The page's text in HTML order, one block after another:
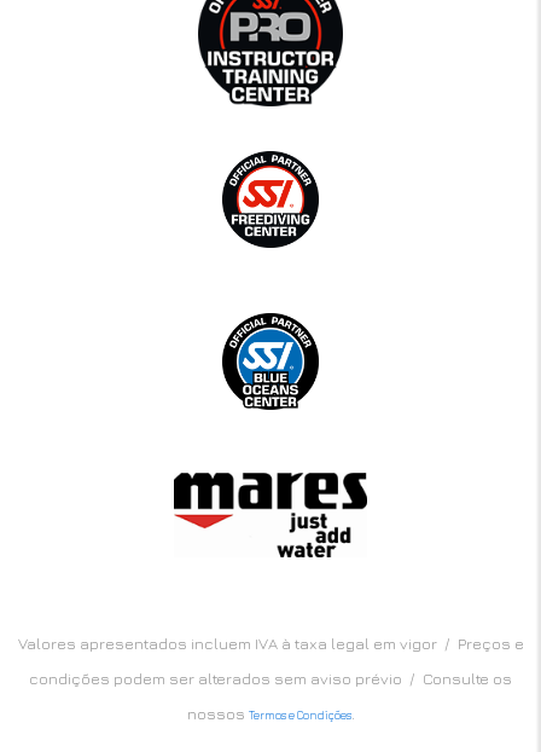
Valores apresentados incluem IVA à taxa legal em vigor / Preços e
condições podem ser alterados sem aviso prévio / Consulte os
nossos Termos e Condições.